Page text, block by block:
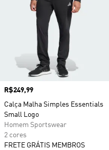
Preço
R$249,99
Calça Malha Simples Essentials
Small Logo
Homem Sportswear
2 cores
FRETE GRÁTIS MEMBROS